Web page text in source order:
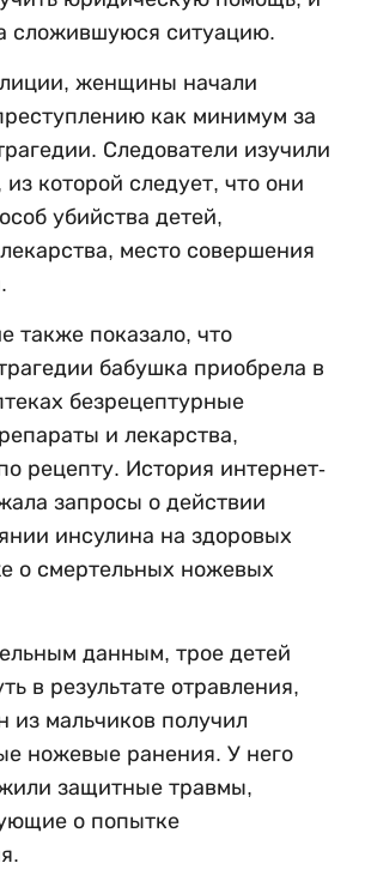
сложившуюся ситуацию.
женщины начали
как минимум за
Следователи изучили
которой следует, что они
убийства детей,
место совершения
также показало, что
бабушка приобрела в
безрецептурные
и лекарства,
рецепту. История интернет-
запросы о действии
инсулина на здоровых
о смертельных ножевых
данным, трое детей
в результате отравления,
из мальчиков получил
ножевые ранения. У него
защитные травмы,
о попытке